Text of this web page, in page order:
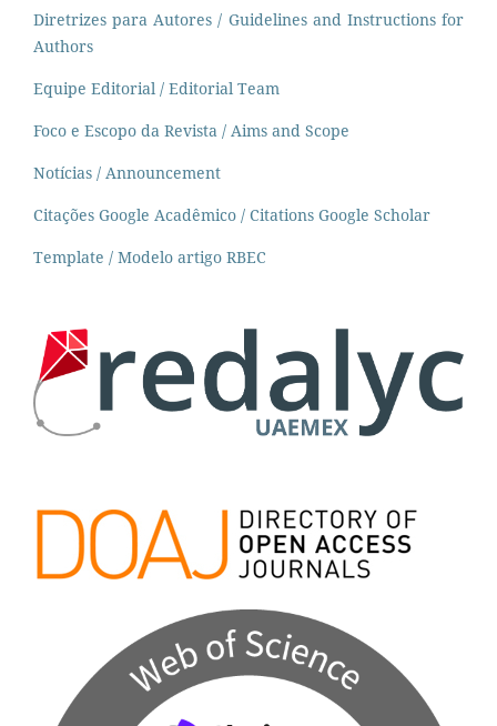
Diretrizes para Autores / Guidelines and Instructions for
Authors
Equipe Editorial / Editorial Team
Foco e Escopo da Revista / Aims and Scope
Notícias / Announcement
Citações Google Acadêmico / Citations Google Scholar
Template / Modelo artigo RBEC